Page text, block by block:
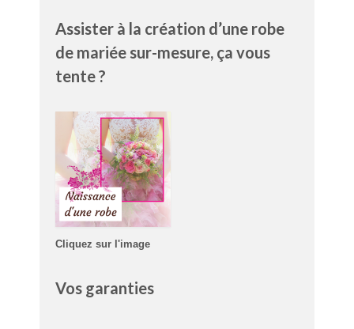
Assister à la création d’une robe
de mariée sur-mesure, ça vous
tente ?
Cliquez sur l'image
Vos garanties